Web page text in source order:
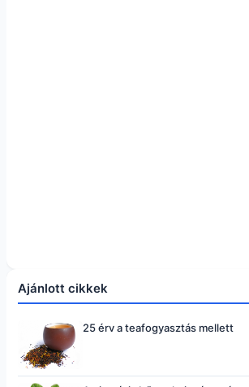
Ajánlott cikkek
25 érv a teafogyasztás mellett